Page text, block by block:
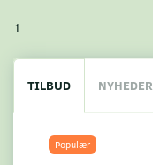
1
TILBUD NYHEDER
Populær